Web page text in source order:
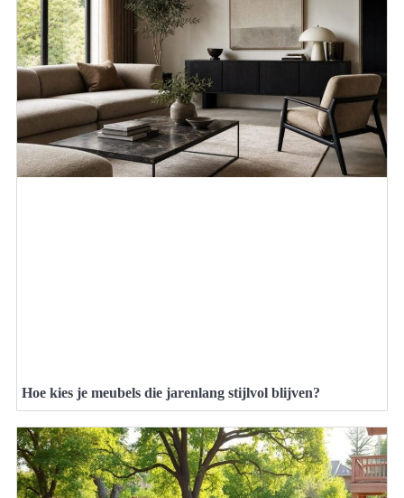
Hoe kies je meubels die jarenlang stijlvol blijven?